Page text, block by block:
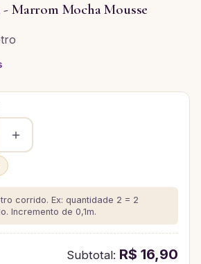
- Marrom Mocha Mousse
corrido. Ex: quantidade 2 = 2
Incremento de 0,1m.
Subtotal: R$ 16,90